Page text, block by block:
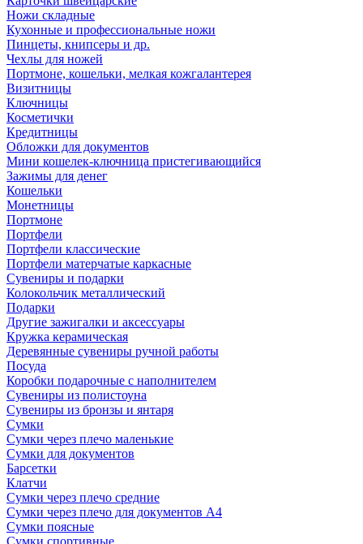
Ножи складные
Кухонные и профессиональные ножи
Пинцеты, книпсеры и др.
Чехлы для ножей
Портмоне, кошельки, мелкая кожгалантерея
Визитницы
Ключницы
Косметички
Кредитницы
Обложки для документов
Мини кошелек-ключница пристегивающийся
Зажимы для денег
Кошельки
Монетницы
Портмоне
Портфели
Портфели классические
Портфели матерчатые каркасные
Сувениры и подарки
Колокольчик металлический
Подарки
Другие зажигалки и аксессуары
Кружка керамическая
Деревянные сувениры ручной работы
Посуда
Коробки подарочные с наполнителем
Сувениры из полистоуна
Сувениры из бронзы и янтаря
Сумки
Сумки через плечо маленькие
Сумки для документов
Барсетки
Клатчи
Сумки через плечо средние
Сумки через плечо для документов А4
Сумки поясные
Сумки спортивные